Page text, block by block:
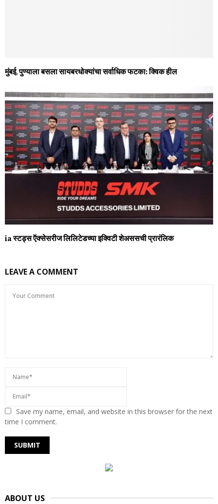
मुंबई, पुण्याला बसला सायबरधोक्‍यांचा सर्वाधिक फटका: क्विक हील
ia स्टड्स ऍक्सेसरीज लिलिटेडच्या इक्विटी शेअससची प्रारंलिक
LEAVE A COMMENT
Save my name, email, and website in this browser for the next
time I comment.
ABOUT US